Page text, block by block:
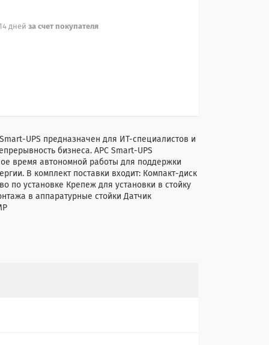
дней за счет покупателя
UPS предназначен для ИТ-специалистов и
бизнеса. APC Smart-UPS
время автономной работы для поддержки
В комплект поставки входит: Компакт-диск
по установке Крепеж для установки в стойку
в аппаратурные стойки Датчик